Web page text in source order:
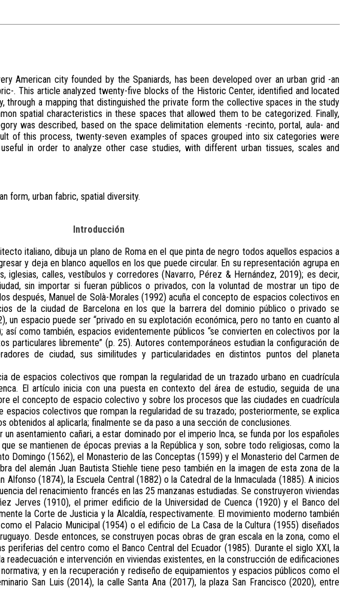
American city founded by the Spaniards, has been developed over an urban grid -an
. This article analyzed twenty-five blocks of the Historic Center, identified and located
through a mapping that distinguished the private form the collective spaces in the study
spatial characteristics in these spaces that allowed them to be categorized. Finally,
was described, based on the space delimitation elements -recinto, portal, aula- and
of this process, twenty-seven examples of spaces grouped into six categories were
in order to analyze other case studies, with different urban tissues, scales and
form, urban fabric, spatial diversity.
Introducción
italiano, dibuja un plano de Roma en el que pinta de negro todos aquellos espacios a
y deja en blanco aquellos en los que puede circular. En su representación agrupa en
iglesias, calles, vestíbulos y corredores (Navarro, Pérez & Hernández, 2019); es decir,
sin importar si fueran públicos o privados, con la voluntad de mostrar un tipo de
después, Manuel de Solà-Morales (1992) acuña el concepto de espacios colectivos en
de la ciudad de Barcelona en los que la barrera del dominio público o privado se
un espacio puede ser “privado en su explotación económica, pero no tanto en cuanto al
así como también, espacios evidentemente públicos “se convierten en colectivos por la
particulares libremente” (p. 25). Autores contemporáneos estudian la configuración de
de ciudad, sus similitudes y particularidades en distintos puntos del planeta
de espacios colectivos que rompan la regularidad de un trazado urbano en cuadrícula
El artículo inicia con una puesta en contexto del área de estudio, seguida de una
el concepto de espacio colectivo y sobre los procesos que las ciudades en cuadrícula
espacios colectivos que rompan la regularidad de su trazado; posteriormente, se explica
obtenidos al aplicarla; finalmente se da paso a una sección de conclusiones.
un asentamiento cañari, a estar dominado por el imperio Inca, se funda por los españoles
se mantienen de épocas previas a la República y son, sobre todo religiosas, como la
Domingo (1562), el Monasterio de las Conceptas (1599) y el Monasterio del Carmen de
del alemán Juan Bautista Stiehle tiene peso también en la imagen de esta zona de la
Alfonso (1874), la Escuela Central (1882) o la Catedral de la Inmaculada (1885). A inicios
del renacimiento francés en las 25 manzanas estudiadas. Se construyeron viviendas
Jerves (1910), el primer edificio de la Universidad de Cuenca (1920) y el Banco del
la Corte de Justicia y la Alcaldía, respectivamente. El movimiento moderno también
el Palacio Municipal (1954) o el edificio de La Casa de la Cultura (1955) diseñados
Desde entonces, se construyen pocas obras de gran escala en la zona, como el
periferias del centro como el Banco Central del Ecuador (1985). Durante el siglo XXI, la
readecuación e intervención en viviendas existentes, en la construcción de edificaciones
y en la recuperación y rediseño de equipamientos y espacios públicos como el
San Luis (2014), la calle Santa Ana (2017), la plaza San Francisco (2020), entre